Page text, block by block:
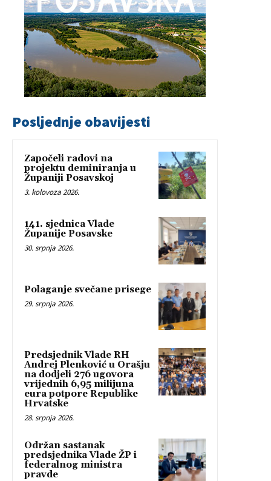
Posljednje obavijesti
Započeli radovi na
projektu deminiranja u
Županiji Posavskoj
3. kolovoza 2026.
141. sjednica Vlade
Županije Posavske
30. srpnja 2026.
Polaganje svečane prisege
29. srpnja 2026.
Predsjednik Vlade RH
Andrej Plenković u Orašju
na dodjeli 276 ugovora
vrijednih 6,95 milijuna
eura potpore Republike
Hrvatske
28. srpnja 2026.
Održan sastanak
predsjednika Vlade ŽP i
federalnog ministra
pravde